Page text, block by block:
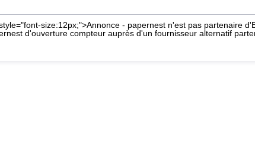
size:12px;">Annonce - papernest n'est pas partenaire
d'ouverture compteur auprès d'un fournisseur alternatif